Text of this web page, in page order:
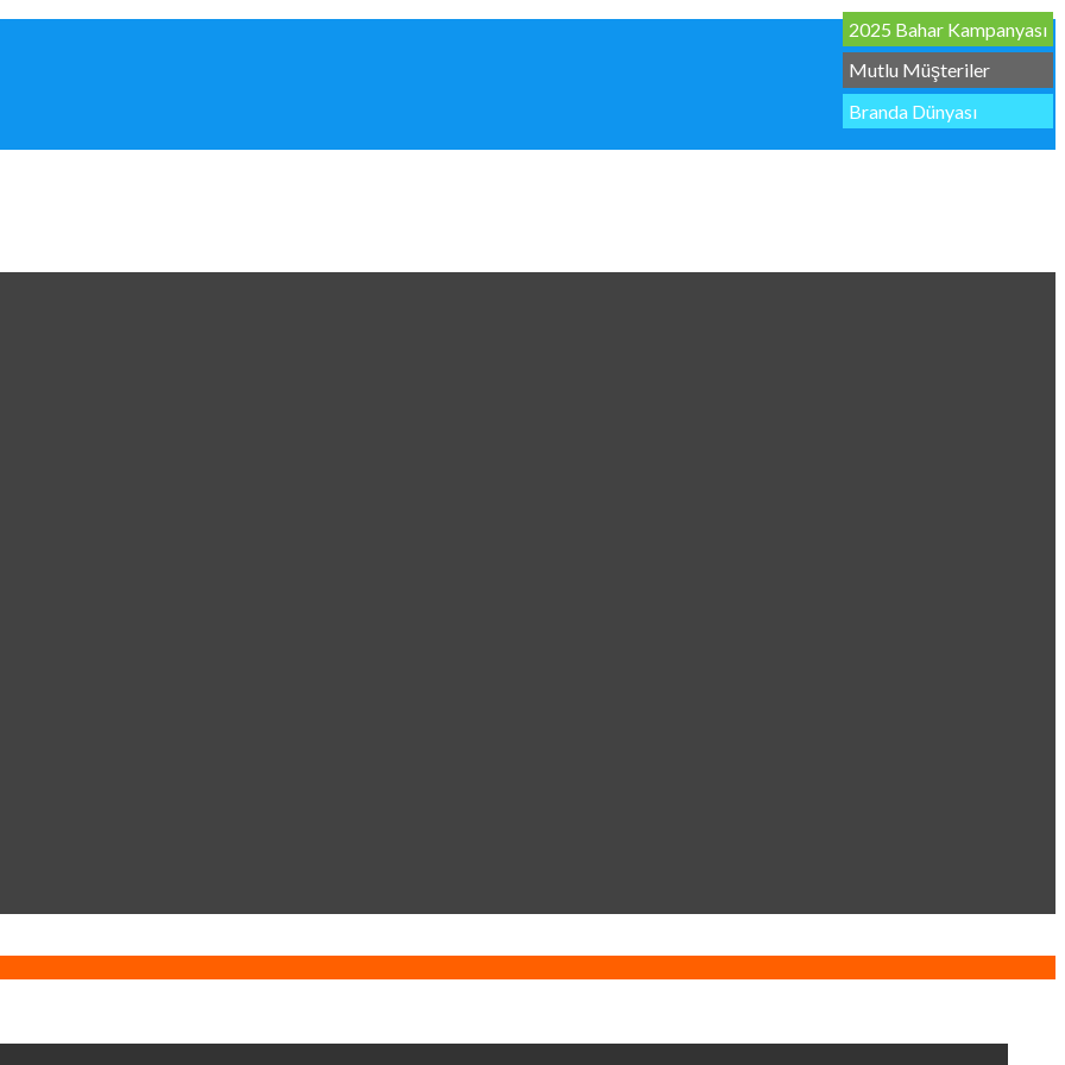
2025 Bahar Kampanyası
Mutlu Müşteriler
Branda Dünyası